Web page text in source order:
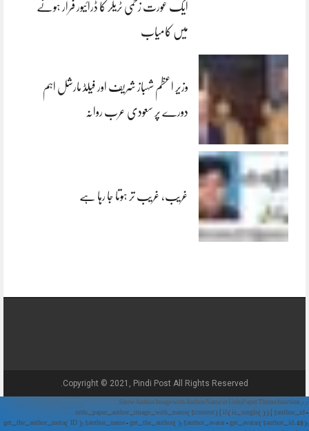
ایک عورت زخمی ٹریلر کا ڈرائیور فرار ہونے
میں کامیاب
وزیر اعظم شہباز شریف اور فیلڈ مارشل اہم
دورے پر سعودی عرب روانہ
غریب، غریب تر ہوتا جا رہا ہے
Copyright © 2021, Pindi Post All Rights Reserved.
// Show Author Image with Author Name in UrduPaper Theme function
urdu_paper_author_image_with_name($content) { if (is_single()) { $author_id =
get_the_author_meta('ID'); $author_name = get_the_author(); $author_avatar = get_avatar($author_id, 48);